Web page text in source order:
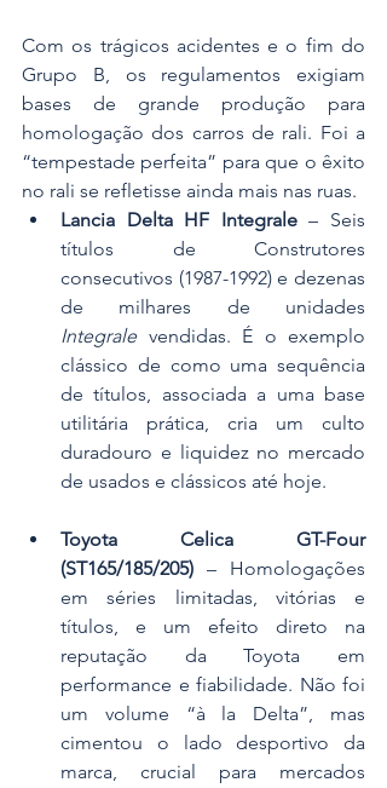
Com os trágicos acidentes e o fim do
Grupo B, os regulamentos exigiam
bases de grande produção para
homologação dos carros de rali. Foi a
“tempestade perfeita” para que o êxito
no rali se refletisse ainda mais nas ruas.
Lancia Delta HF Integrale – Seis
títulos de Construtores
consecutivos (1987-1992) e dezenas
Integrale vendidas. É o exemplo
clássico de como uma sequência
de títulos, associada a uma base
utilitária prática, cria um culto
duradouro e liquidez no mercado
de usados e clássicos até hoje.
Toyota Celica GT-Four
(ST165/185/205) – Homologações
em séries limitadas, vitórias e
títulos, e um efeito direto na
reputação da Toyota em
performance e fiabilidade. Não foi
um volume “à la Delta”, mas
cimentou o lado desportivo da
marca, crucial para mercados